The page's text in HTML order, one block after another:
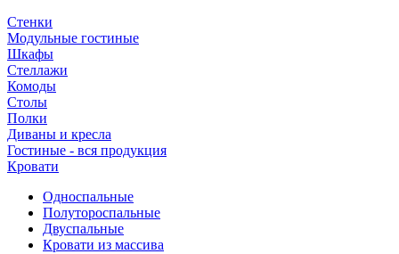
Стенки
Модульные гостиные
Шкафы
Стеллажи
Комоды
Столы
Полки
Диваны и кресла
Гостиные - вся продукция
Кровати
Односпальные
Полутороспальные
Двуспальные
Кровати из массива